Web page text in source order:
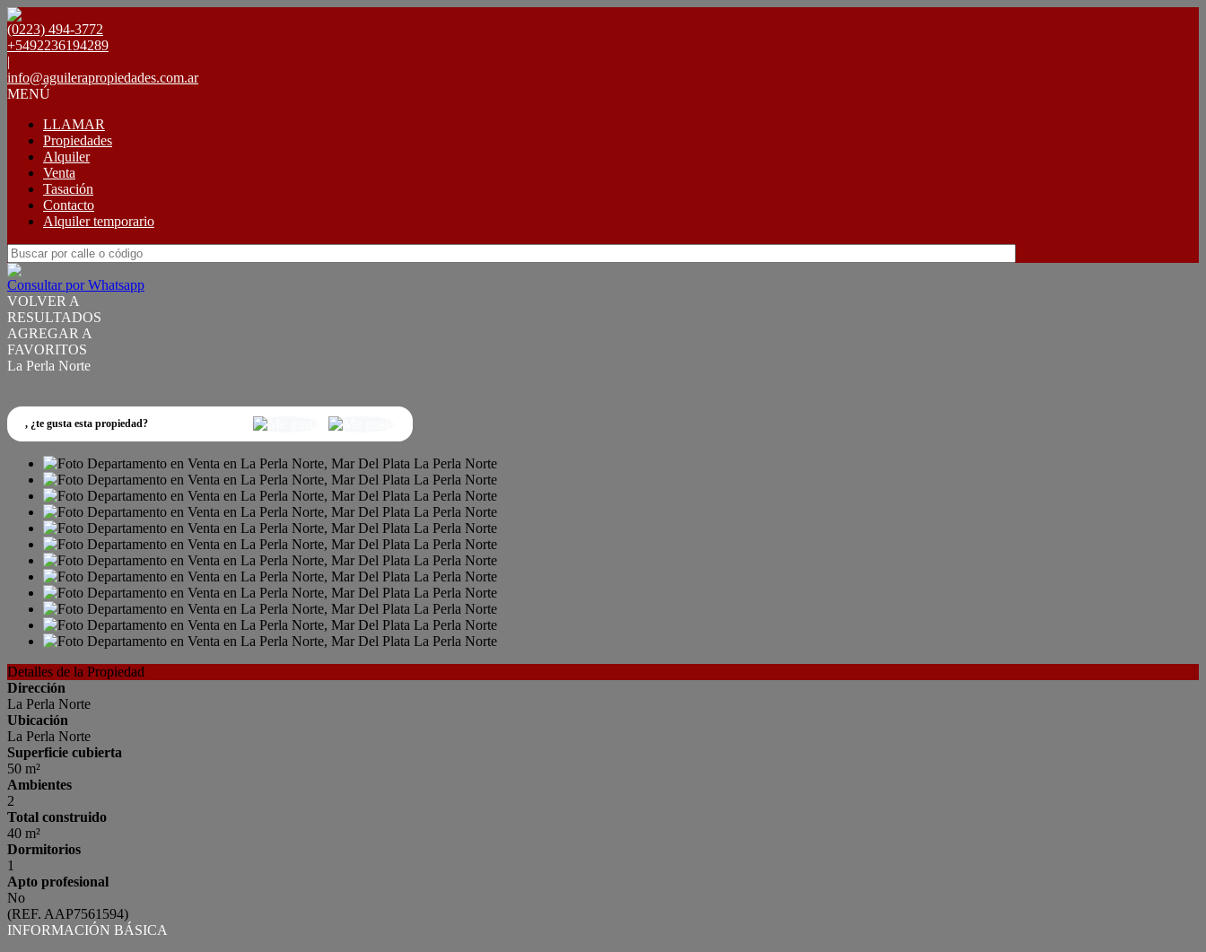
(0223) 494-3772
+5492236194289
|
info@aguilerapropiedades.com.ar
MENÚ
LLAMAR
Propiedades
Alquiler
Venta
Tasación
Contacto
Alquiler temporario
Consultar por Whatsapp
VOLVER A
RESULTADOS
AGREGAR A
FAVORITOS
La Perla Norte
, ¿te gusta esta propiedad?
Detalles de la Propiedad
Dirección
La Perla Norte
Ubicación
La Perla Norte
Superficie cubierta
50 m²
Ambientes
2
Total construido
40 m²
Dormitorios
1
Apto profesional
No
(REF. AAP7561594)
INFORMACIÓN BÁSICA